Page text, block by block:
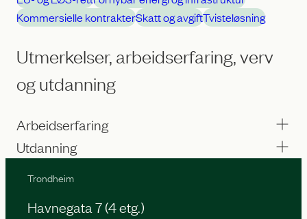
Kommersielle kontrakterSkatt og avgiftTvisteløsning
Utmerkelser, arbeidserfaring, verv
og utdanning
Arbeidserfaring
Utdanning
Trondheim
Havnegata 7 (4 etg.)